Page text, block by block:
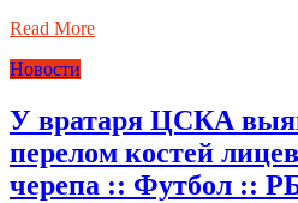
Read More
Новости
У вратаря ЦСКА
перелом костей
черепа :: Футбол ::